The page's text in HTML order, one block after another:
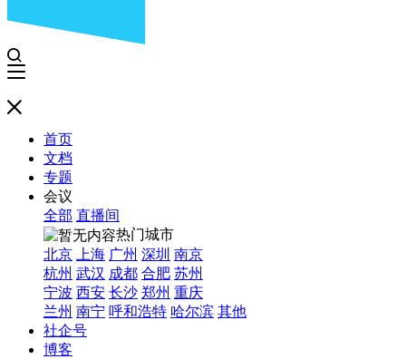
首页
文档
专题
会议
全部 直播间
热门城市
北京
上海 广州 深圳 南京
杭州 武汉 成都 合肥 苏州
宁波 西安 长沙 郑州 重庆
兰州 南宁 呼和浩特 哈尔滨 其他
社企号
博客